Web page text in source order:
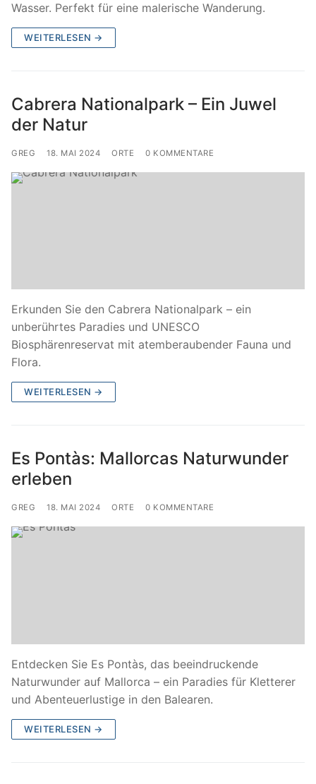
Wasser. Perfekt für eine malerische Wanderung.
WEITERLESEN →
Cabrera Nationalpark – Ein Juwel
der Natur
GREG 18. MAI 2024 ORTE 0 KOMMENTARE
Erkunden Sie den Cabrera Nationalpark – ein
unberührtes Paradies und UNESCO
Biosphärenreservat mit atemberaubender Fauna und
Flora.
WEITERLESEN →
Es Pontàs: Mallorcas Naturwunder
erleben
GREG 18. MAI 2024 ORTE 0 KOMMENTARE
Entdecken Sie Es Pontàs, das beeindruckende
Naturwunder auf Mallorca – ein Paradies für Kletterer
und Abenteuerlustige in den Balearen.
WEITERLESEN →